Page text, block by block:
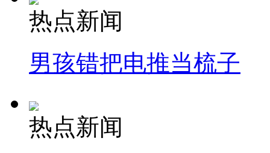
热点新闻
男孩错把电推当梳子
热点新闻